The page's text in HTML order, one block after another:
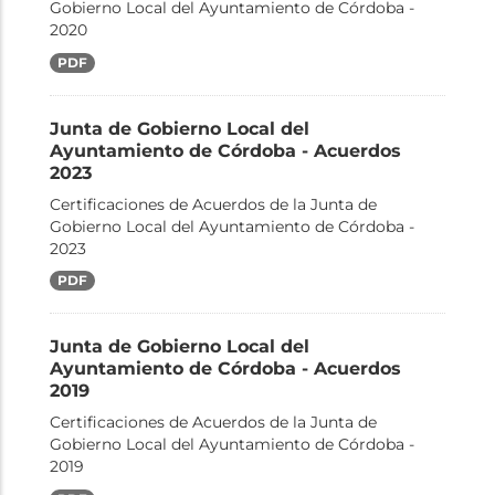
Gobierno Local del Ayuntamiento de Córdoba -
2020
PDF
Junta de Gobierno Local del
Ayuntamiento de Córdoba - Acuerdos
2023
Certificaciones de Acuerdos de la Junta de
Gobierno Local del Ayuntamiento de Córdoba -
2023
PDF
Junta de Gobierno Local del
Ayuntamiento de Córdoba - Acuerdos
2019
Certificaciones de Acuerdos de la Junta de
Gobierno Local del Ayuntamiento de Córdoba -
2019